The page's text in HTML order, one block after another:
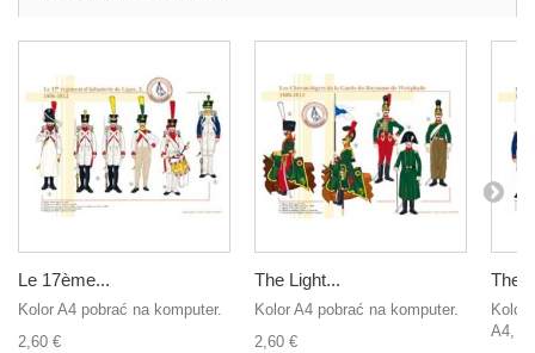
Le 17ème...
Kolor A4 pobrać na komputer.
2,60 €
The Light...
Kolor A4 pobrać na komputer.
2,60 €
The
A4,